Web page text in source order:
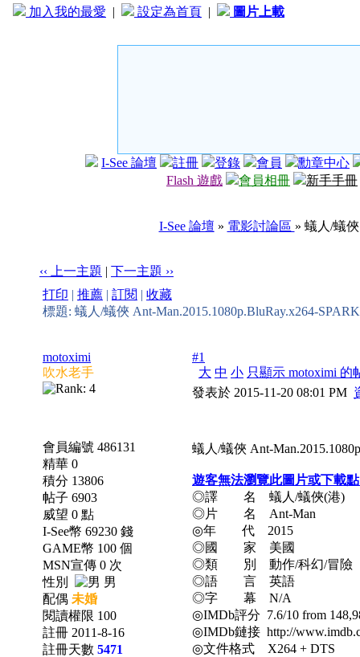
加入我的最愛 | 設定為首頁 | 圖片上載
I-See 論壇 註冊 登錄 會員
勳章中心
Flash 遊戲
會員相冊 新手手冊
I-See 論壇 » 電影討論區 » 蟻人/蟻
‹‹ 上一主題 | 下一主題 ››
打印 | 推薦 | 訂閱 | 收藏
標題: 蟻人/蟻俠 Ant-Man.2015.1080p.BluRay.x264-
motoximi
吹水老手
會員編號 486131
精華 0
積分 13806
帖子 6903
威望 0 點
I-See幣 69230 錢
GAME幣 100 個
MSN宣傳 0 次
性別
男
配偶 未婚
閱讀權限 100
註冊 2011-8-16
註冊天數 5471
#1
大 中 小 只顯示 motoximi 的
發表於 2015-11-20 08:01 PM
蟻人/蟻俠 Ant-
遊客無法瀏覽此圖片或下載
◎譯 名 蟻人/蟻俠(港)
◎片 名 Ant-Man
◎年 代 2015
◎國 家 美國
◎類 別 動作/科幻/冒險
◎語 言 英語
◎字 幕 N/A
◎IMDb評分 7.6/10 from
◎IMDb鏈接 http://
◎文件格式 X264 + DTS